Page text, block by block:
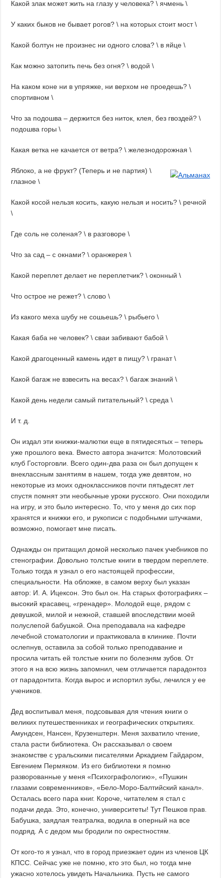
Какой злак может жить на глазу у человека? \ ячмень \
У каких быков не бывает рогов? \ на которых стоит мост \
Какой болтун не произнес ни одного слова? \ в яйце \
Как можно затопить печь без огня? \ водой \
На каком коне ни в упряжке, ни верхом не проедешь? \
спортивном \
Что за подошва – держится без ниток, клея, без гвоздей? \
подошва горы \
Какая ветка не качается от ветра? \ железнодорожная \
Яблоко, а не фрукт? (Теперь и не партия) \
глазное \
Какой косой нельзя косить, какую нельзя и носить? \ речной
\
Где соль не соленая? \ в разговоре \
Что за сад – с окнами? \ оранжерея \
Какой переплет делает не переплетчик? \ оконный \
Что острое не режет? \ слово \
Из какого меха шубу не сошьешь? \ рыбьего \
Какая баба не человек? \ сваи забивают бабой \
Какой драгоценный камень идет в пищу? \ гранат \
Какой багаж не взвесить на весах? \ багаж знаний \
Какой день недели самый питательный? \ среда \
И т. д.
Он издал эти книжки-малютки еще в пятидесятых – теперь
уже прошлого века. Вместо автора значится: Молотовский
клуб Госторговли. Всего один-два раза он был допущен к
внеклассным занятиям в нашем, тогда уже девятом, но
некоторые из моих одноклассников почти пятьдесят лет
спустя помнят эти необычные уроки русского. Они походили
на игру, и это было интересно. То, что у меня до сих пор
хранятся и книжки его, и рукописи с подобными штучками,
возможно, помогает мне писать.
Однажды он притащил домой несколько пачек учебников по
стенографии. Довольно толстые книги в твердом переплете.
Только тогда я узнал о его настоящей профессии,
специальности. На обложке, в самом верху был указан
автор: И. А. Ицексон. Это был он. На старых фотографиях –
высокий красавец, «гренадер». Молодой еще, рядом с
девушкой, милой и нежной, ставшей впоследствии моей
полуслепой бабушкой. Она преподавала на кафедре
лечебной стоматологии и практиковала в клинике. Почти
ослепнув, оставила за собой только преподавание и
просила читать ей толстые книги по болезням зубов. От
этого я на всю жизнь запомнил, чем отличается парадонтоз
от парадонтита. Когда вырос и испортил зубы, лечился у ее
учеников.
Дед воспитывал меня, подсовывая для чтения книги о
великих путешественниках и географических открытиях.
Амундсен, Нансен, Крузенштерн. Меня захватило чтение,
стала расти библиотека. Он рассказывал о своем
знакомстве с уральскими писателями Аркадием Гайдаром,
Евгением Пермяком. Из его библиотеки я помню
разворованные у меня «Психографологию», «Пушкин
глазами современников», «Бело-Моро-Балтийский канал».
Осталась всего пара книг. Короче, читателем я стал с
подачи деда. Это, конечно, университеты! Тут Пешков прав.
Бабушка, заядлая театралка, водила в оперный на все
подряд. А с дедом мы бродили по окрестностям.
От кого-то я узнал, что в город приезжает один из членов ЦК
КПСС. Сейчас уже не помню, кто это был, но тогда мне
ужасно хотелось увидеть Начальника. Пусть не самого